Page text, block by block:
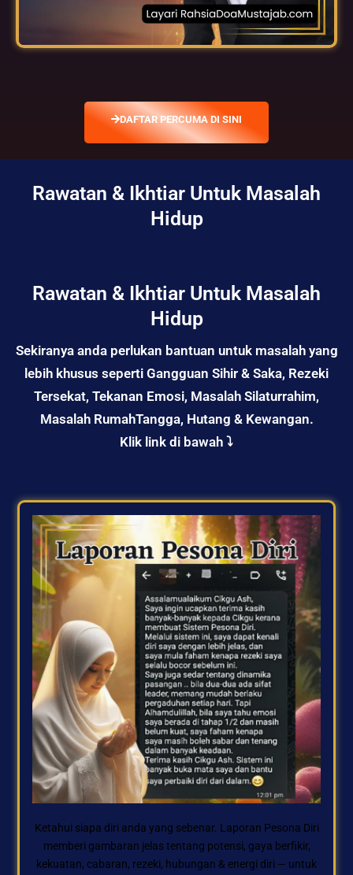
DAFTAR PERCUMA DI SINI
Rawatan & Ikhtiar Untuk Masalah
Hidup
Rawatan & Ikhtiar Untuk Masalah
Hidup
Sekiranya anda perlukan bantuan untuk masalah yang
lebih khusus seperti Gangguan Sihir & Saka, Rezeki
Tersekat, Tekanan Emosi, Masalah Silaturrahim,
Masalah RumahTangga, Hutang & Kewangan.
Klik link di bawah ⤵️
Ketahui siapa diri anda yang sebenar. Laporan Pesona Diri
memberi gambaran jelas tentang potensi, gaya berfikir,
kekuatan, cabaran, rezeki, hubungan & energi diri — untuk